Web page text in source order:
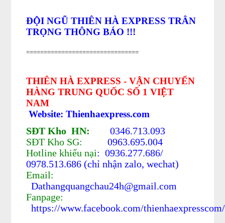
ĐỘI NGŨ THIÊN HÀ EXPRESS TRÂN
TRỌNG THÔNG BÁO !!!
================================
THIÊN HÀ EXPRESS - VẬN CHUYỂN
HÀNG TRUNG QUỐC SỐ 1 VIỆT
NAM
Website: Thienhaexpress.com
SĐT Kho HN:
0346.713.093
SĐT Kho SG:
0963.695.004
Hotline khiếu nại: 0936.277.686/
0978.513.686 (chỉ nhận zalo, wechat)
Email:
Dathangquangchau24h@gmail.com
Fanpage:
https://www.facebook.com/thienhaexpresscom/